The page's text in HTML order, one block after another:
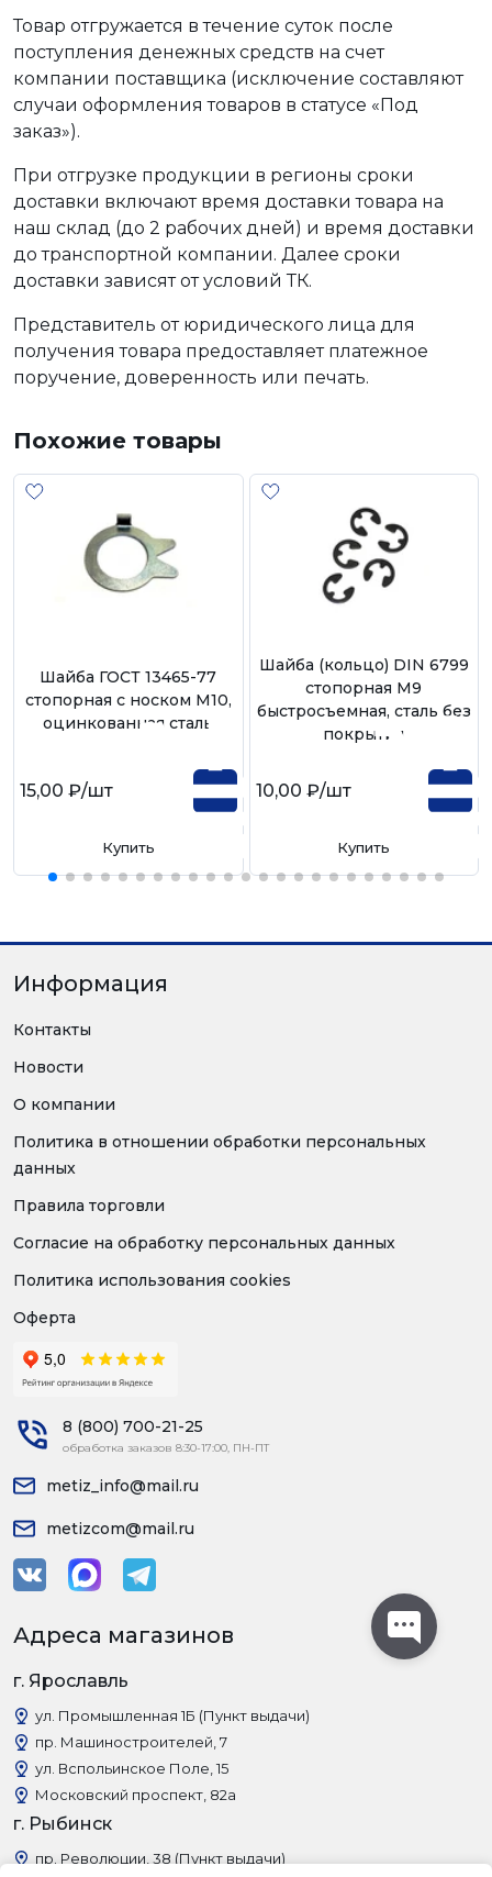
Товар отгружается в течение суток после
поступления денежных средств на счет
компании поставщика (исключение составляют
случаи оформления товаров в статусе «Под
заказ»).
При отгрузке продукции в регионы сроки
доставки включают время доставки товара на
наш склад (до 2 рабочих дней) и время доставки
до транспортной компании. Далее сроки
доставки зависят от условий ТК.
Представитель от юридического лица для
получения товара предоставляет платежное
поручение, доверенность или печать.
Похожие товары
Шайба ГОСТ 13465-77
стопорная с носком М10,
оцинкованная сталь
15,00 ₽/шт
Купить
Шайба (кольцо) DIN 6799
стопорная М9
быстросъемная, сталь без
покрытия
10,00 ₽/шт
Купить
Информация
Контакты
Новости
О компании
Политика в отношении обработки персональных
данных
Правила торговли
Согласие на обработку персональных данных
Политика использования cookies
Оферта
8 (800) 700-21-25
обработка заказов 8:30-17:00, ПН-ПТ
metiz_info@mail.ru
metizcom@mail.ru
Адреса магазинов
г. Ярославль
ул. Промышленная 1Б (Пункт выдачи)
пр. Машиностроителей, 7
ул. Вспольинское Поле, 15
Московский проспект, 82а
г. Рыбинск
пр. Революции, 38 (Пункт выдачи)